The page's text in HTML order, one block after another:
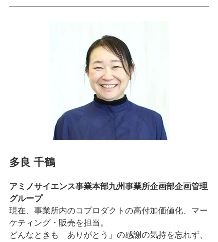
多良 千鶴
アミノサイエンス事業本部九州事業所企画部企画管理
グループ
現在、事業所内のコプロダクトの高付加価値化、マー
ケティング・販売を担当。
どんなときも「ありがとう」の感謝の気持を忘れず、